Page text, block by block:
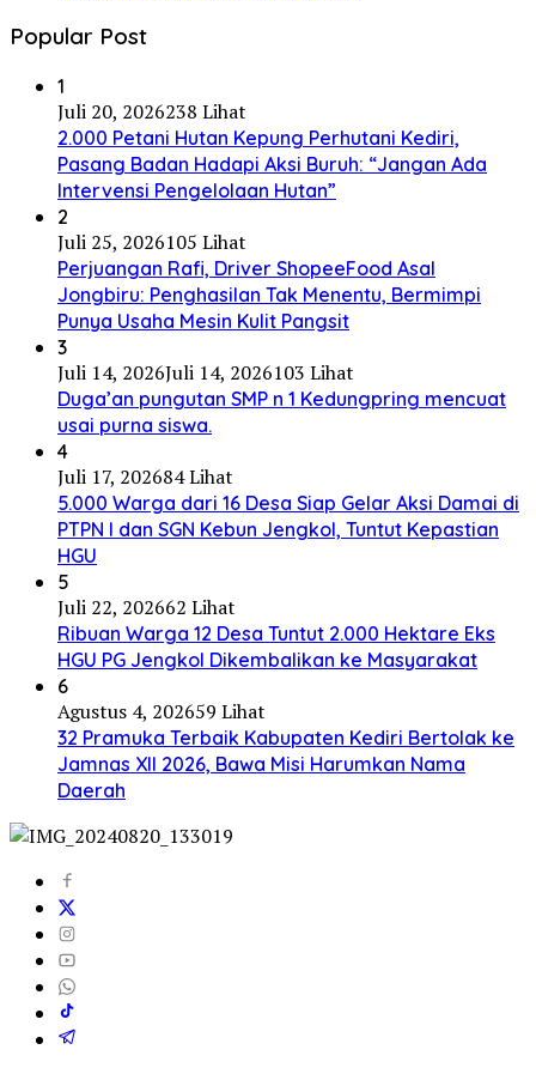
Popular Post
1
Juli 20, 2026238 Lihat
2.000 Petani Hutan Kepung Perhutani Kediri,
Pasang Badan Hadapi Aksi Buruh: “Jangan Ada
Intervensi Pengelolaan Hutan”
2
Juli 25, 2026105 Lihat
Perjuangan Rafi, Driver ShopeeFood Asal
Jongbiru: Penghasilan Tak Menentu, Bermimpi
Punya Usaha Mesin Kulit Pangsit
3
Juli 14, 2026Juli 14, 2026103 Lihat
Duga’an pungutan SMP n 1 Kedungpring mencuat
usai purna siswa.
4
Juli 17, 202684 Lihat
5.000 Warga dari 16 Desa Siap Gelar Aksi Damai di
PTPN I dan SGN Kebun Jengkol, Tuntut Kepastian
HGU
5
Juli 22, 202662 Lihat
Ribuan Warga 12 Desa Tuntut 2.000 Hektare Eks
HGU PG Jengkol Dikembalikan ke Masyarakat
6
Agustus 4, 202659 Lihat
32 Pramuka Terbaik Kabupaten Kediri Bertolak ke
Jamnas XII 2026, Bawa Misi Harumkan Nama
Daerah